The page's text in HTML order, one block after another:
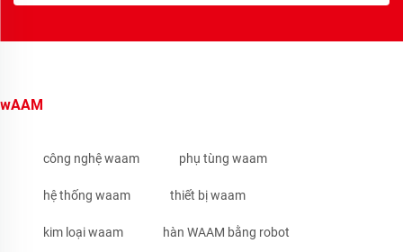
wAAM
công nghệ waam phụ tùng waam
hệ thống waam thiết bị waam
kim loại waam hàn WAAM bằng robot